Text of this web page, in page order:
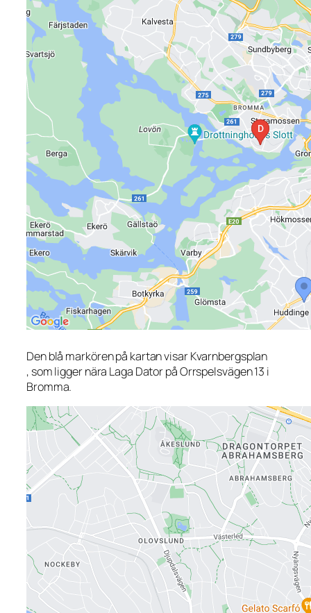
Den blå markören på kartan visar Kvarnbergsplan
, som ligger nära Laga Dator på Orrspelsvägen 13 i
Bromma.